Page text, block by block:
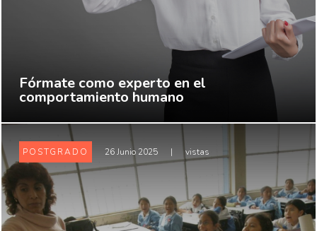
Fórmate como experto en el
comportamiento humano
POSTGRADO 26 Junio 2025 | vistas